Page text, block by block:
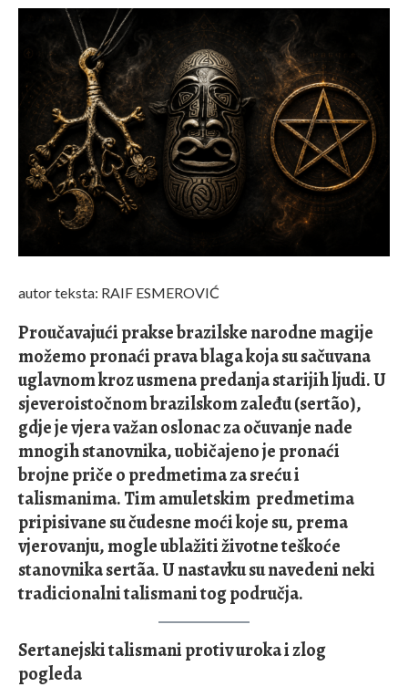
autor teksta: RAIF ESMEROVIĆ
Proučavajući prakse brazilske narodne magije
možemo pronaći prava blaga koja su sačuvana
uglavnom kroz usmena predanja starijih ljudi. U
sjeveroistočnom brazilskom zaleđu (sertão),
gdje je vjera važan oslonac za očuvanje nade
mnogih stanovnika, uobičajeno je pronaći
brojne priče o predmetima za sreću i
talismanima. Tim amuletskim predmetima
pripisivane su čudesne moći koje su, prema
vjerovanju, mogle ublažiti životne teškoće
stanovnika sertãa. U nastavku su navedeni neki
tradicionalni talismani tog područja.
Sertanejski talismani protiv uroka i zlog
pogleda